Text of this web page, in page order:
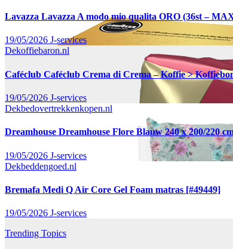
Lavazza Lavazza A modo mio qualita ORO (36st –
19/05/2026 J-services
Dekoffiebaron.nl
Caféclub Caféclub Crema di Crema – Koffie >
19/05/2026 J-services
Dekbedovertrekkenkopen.nl
Dreamhouse Dreamhouse Flore Blauw 240 x 200/220
19/05/2026 J-services
Dekbeddengoed.nl
Bremafa Medi Q Air Core Gel Foam matras [#49449]
19/05/2026 J-services
Trending Topics